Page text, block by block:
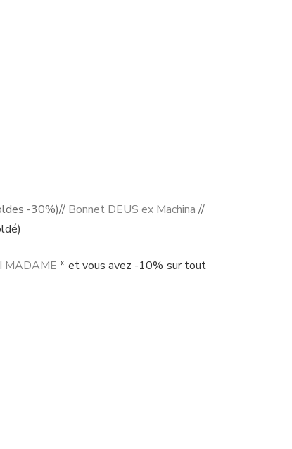
-30%)// Bonnet DEUS ex Machina //
MADAME* et vous avez -10% sur tout